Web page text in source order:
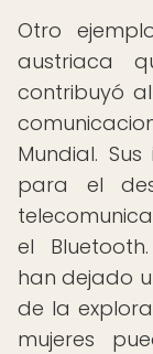
Otro
austriaca
contribuyó
Mundial.
para el
el
han dejado
de la
mujeres